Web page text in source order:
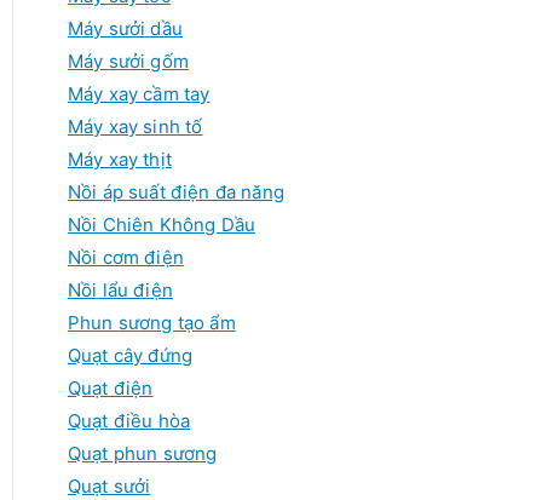
Máy sưởi dầu
Máy sưởi gốm
Máy xay cầm tay
Máy xay sinh tố
Máy xay thịt
Nồi áp suất điện đa năng
Nồi Chiên Không Dầu
Nồi cơm điện
Nồi lẩu điện
Phun sương tạo ẩm
Quạt cây đứng
Quạt điện
Quạt điều hòa
Quạt phun sương
Quạt sưởi